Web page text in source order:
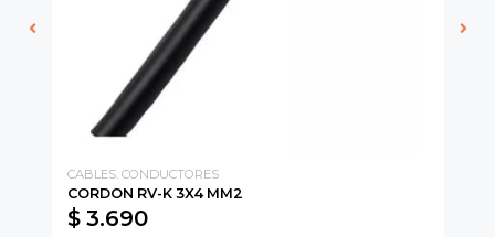
CABLES. CONDUCTORES
CORDON RV-K 3X4 MM2
$ 3.690